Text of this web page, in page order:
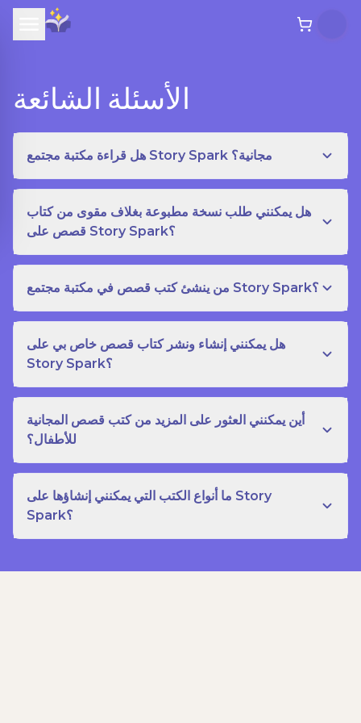
الأسئلة الشائعة
هل قراءة مكتبة مجتمع Story Spark مجانية؟
هل يمكنني طلب نسخة مطبوعة بغلاف مقوى من كتاب
قصص على Story Spark؟
من ينشئ كتب قصص في مكتبة مجتمع Story Spark؟
هل يمكنني إنشاء ونشر كتاب قصص خاص بي على
Story Spark؟
أين يمكنني العثور على المزيد من كتب قصص المجانية
للأطفال؟
ما أنواع الكتب التي يمكنني إنشاؤها على Story
Spark؟